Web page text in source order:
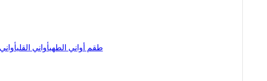
طقم أواني الطهيأواني القلي